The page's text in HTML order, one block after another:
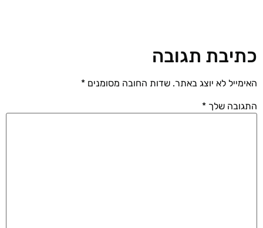
כתיבת תגובה
האימייל לא יוצג באתר. שדות החובה מסומנים *
התגובה שלך *